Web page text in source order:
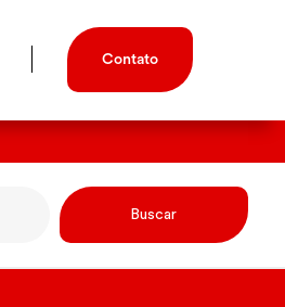
Contato